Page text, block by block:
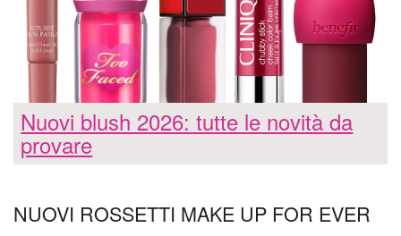
Nuovi blush 2026: tutte le novità da
provare
NUOVI ROSSETTI MAKE UP FOR EVER